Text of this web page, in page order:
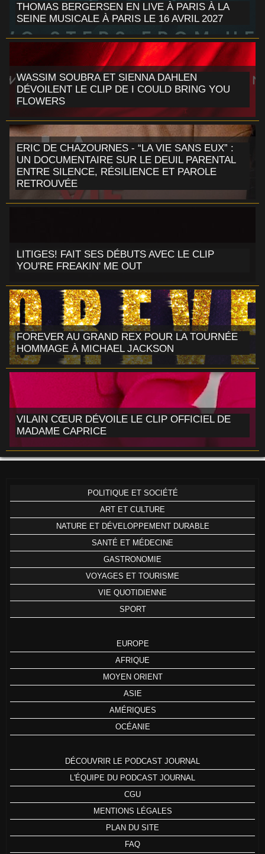
THOMAS BERGERSEN EN LIVE À PARIS À LA
SEINE MUSICALE À PARIS LE 16 AVRIL 2027
WASSIM SOUBRA ET SIENNA DAHLEN
DÉVOILENT LE CLIP DE I COULD BRING YOU
FLOWERS
ERIC DE CHAZOURNES - “LA VIE SANS EUX” :
UN DOCUMENTAIRE SUR LE DEUIL PARENTAL
ENTRE SILENCE, RÉSILIENCE ET PAROLE
RETROUVÉE
LITIGES! FAIT SES DÉBUTS AVEC LE CLIP
YOU'RE FREAKIN' ME OUT
FOREVER AU GRAND REX POUR LA TOURNÉE
HOMMAGE À MICHAEL JACKSON
VILAIN CŒUR DÉVOILE LE CLIP OFFICIEL DE
MADAME CAPRICE
POLITIQUE ET SOCIÉTÉ
ART ET CULTURE
NATURE ET DÉVELOPPEMENT DURABLE
SANTÉ ET MÉDECINE
GASTRONOMIE
VOYAGES ET TOURISME
VIE QUOTIDIENNE
SPORT
EUROPE
AFRIQUE
MOYEN ORIENT
ASIE
AMÉRIQUES
OCÉANIE
DÉCOUVRIR LE PODCAST JOURNAL
L'ÉQUIPE DU PODCAST JOURNAL
CGU
MENTIONS LÉGALES
PLAN DU SITE
FAQ